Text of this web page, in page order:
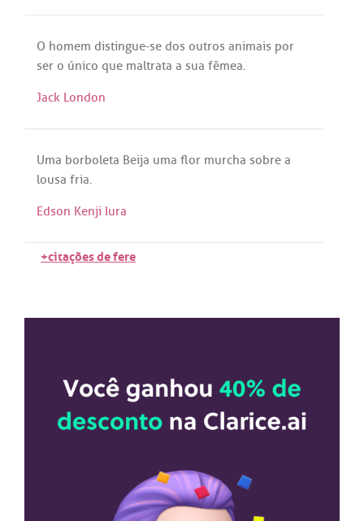
O homem distingue-se dos outros animais por
ser o único que maltrata a sua fêmea.
Jack London
Uma borboleta Beija uma flor murcha sobre a
lousa fria.
Edson Kenji Iura
+citações de fere